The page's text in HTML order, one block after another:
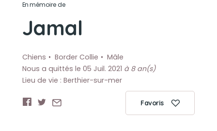
En mémoire de
Jamal
Chiens Border Collie
Mâle
Nous a quittés le 05 Juil. 2021 à 8 an(s)
Lieu de vie : Berthier-sur-mer
Favoris